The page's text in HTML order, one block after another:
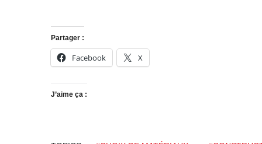
Partager :
Facebook X
J’aime ça :